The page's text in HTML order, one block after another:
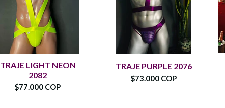
TRAJE LIGHT NEON
2082
$77.000 COP
TRAJE PURPLE 2076
$73.000 COP